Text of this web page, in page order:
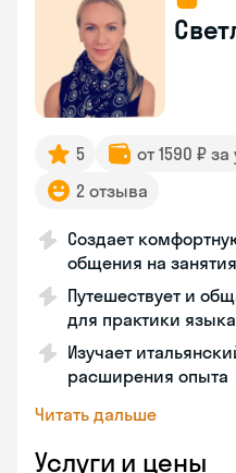
5 от 1590 ₽
2 отзыва
Создает
общения на
Путешествует и
для практики языка
Изучает
расширения опыта
Читать дальше
Услуги и цены